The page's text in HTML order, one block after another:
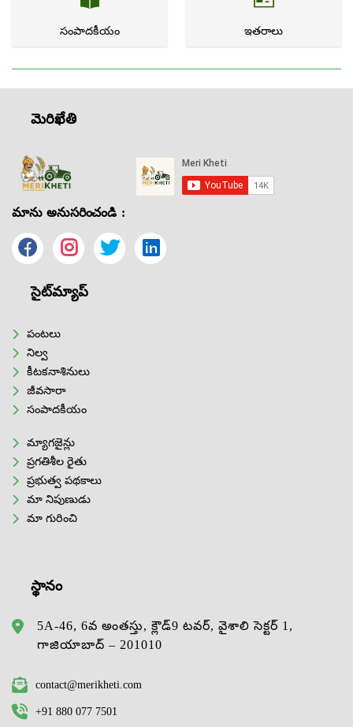
సంపాదకీయం ఇతరాలు
మెరిఖేతి
మాను అనుసరించండి :
సైట్‌మ్యాప్
పంటలు
నిల్వ
కీటకనాశినులు
జీవసారా
సంపాదకీయం
మ్యాగజైన్లు
ప్రగతిశీల రైతు
ప్రభుత్వ పథకాలు
మా నిపుణుడు
మా గురించి
స్థానం
5A-46, 6వ అంతస్తు, క్లౌడ్9 టవర్, వైశాలి సెక్టర్ 1,
గాజియాబాద్ – 201010
contact@merikheti.com
+91 880 077 7501